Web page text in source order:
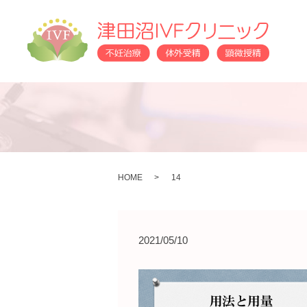
HOME 14
2021/05/10